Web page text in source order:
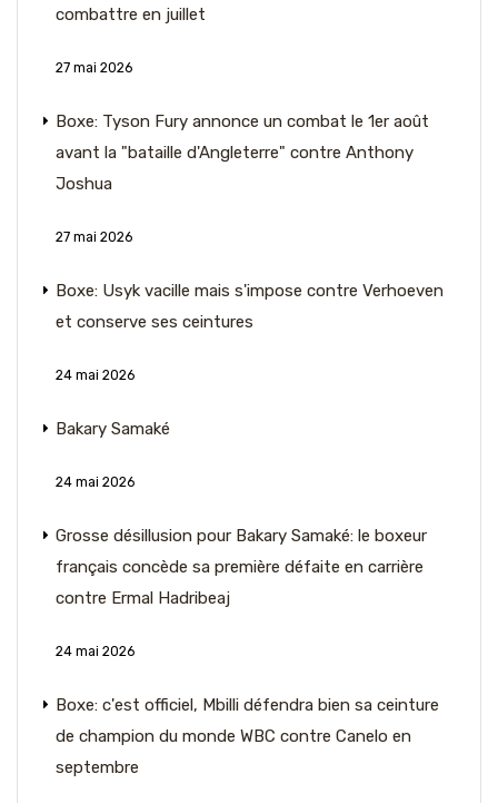
combattre en juillet
27 mai 2026
Boxe: Tyson Fury annonce un combat le 1er août
avant la "bataille d'Angleterre" contre Anthony
Joshua
27 mai 2026
Boxe: Usyk vacille mais s'impose contre Verhoeven
et conserve ses ceintures
24 mai 2026
Bakary Samaké
24 mai 2026
Grosse désillusion pour Bakary Samaké: le boxeur
français concède sa première défaite en carrière
contre Ermal Hadribeaj
24 mai 2026
Boxe: c'est officiel, Mbilli défendra bien sa ceinture
de champion du monde WBC contre Canelo en
septembre